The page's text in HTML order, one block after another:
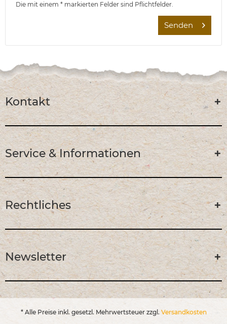
Die mit einem * markierten Felder sind Pflichtfelder.
Senden
Kontakt
Service & Informationen
Rechtliches
Newsletter
* Alle Preise inkl. gesetzl. Mehrwertsteuer zzgl. Versandkosten